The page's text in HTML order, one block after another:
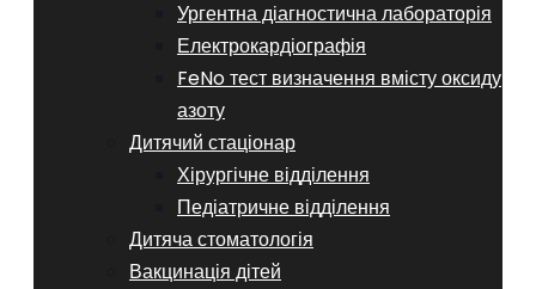
Ургентна діагностична лабораторія
Електрокардіографія
FeNo тест визначення вмісту оксиду
азоту
Дитячий стаціонар
Хірургічне відділення
Педіатричне відділення
Дитяча стоматологія
Вакцинація дітей